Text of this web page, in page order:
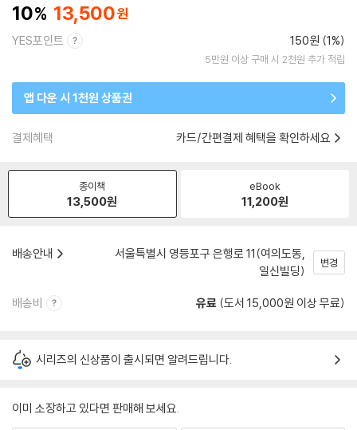
10 13,500
YES포인트 150원 (1%)
5만원 이상 구매 시 2천원 추가 적립
앱 다운 시 1천원 상품권
결제혜택 카드/간편결제 혜택을 확인하세요
종이책
13,500원
eBook
11,200원
배송안내
서울특별시 영등포구 은행로 11(여의도동,
일신빌딩)
변경
배송비 유료 (도서 15,000원 이상 무료)
시리즈의 신상품이 출시되면 알려드립니다.
이미 소장하고 있다면 판매해 보세요.